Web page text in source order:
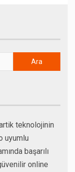
teknolojinin
uyumlu
başarılı
online